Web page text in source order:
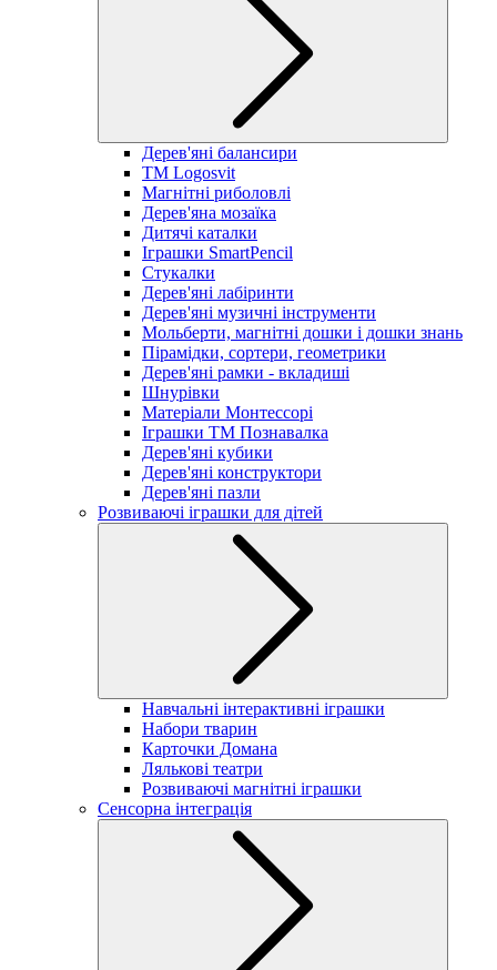
Дерев'яні балансири
TM Logosvit
Магнітні риболовлі
Дерев'яна мозаїка
Дитячі каталки
Іграшки SmartPencil
Стукалки
Дерев'яні лабіринти
Дерев'яні музичні інструменти
Мольберти, магнітні дошки і дошки знань
Пірамідки, сортери, геометрики
Дерев'яні рамки - вкладиші
Шнурівки
Матеріали Монтессорі
Іграшки ТМ Познавалка
Дерев'яні кубики
Дерев'яні конструктори
Дерев'яні пазли
Розвиваючі іграшки для дітей
Навчальні інтерактивні іграшки
Набори тварин
Карточки Домана
Лялькові театри
Розвиваючі магнітні іграшки
Сенсорна інтеграція